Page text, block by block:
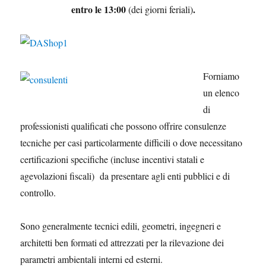
entro le 13:00(dei giorni feriali).
Forniamo
un elenco
di
professionisti qualificati che possono offrire consulenze
tecniche per casi particolarmente difficili o dove necessitano
certificazioni specifiche (incluse incentivi statali e
agevolazioni fiscali) da presentare agli enti pubblici e di
controllo.
Sono generalmente tecnici edili, geometri, ingegneri e
architetti ben formati ed attrezzati per la rilevazione dei
parametri ambientali interni ed esterni.